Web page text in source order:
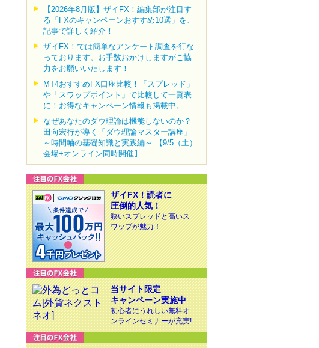
【2026年8月版】ザイFX！編集部が注目す
る「FXのキャンペーンおすすめ10選」を、
記事で詳しく紹介！
ザイFX！では簡単なアンケート調査を行な
っております。お手数おかけしますがご協
力をお願いいたします！
MT4おすすめFX口座比較！「スプレッド」
や「スワップポイント」で比較して一覧表
に！お得なキャンペーン情報も掲載中。
なぜあなたのダウ理論は機能しないのか？
田向宏行が導く「ダウ理論マスター講座」
～時間軸の基礎知識と実践編～ 【9/5（土）
会場+オンライン同時開催】
ザイFX！読者に
圧倒的人気！
狭いスプレッドと高いス
ワップが魅力！
当サイト限定
キャンペーン実施中
初心者にうれしい無料オ
ンラインセミナーが充実!